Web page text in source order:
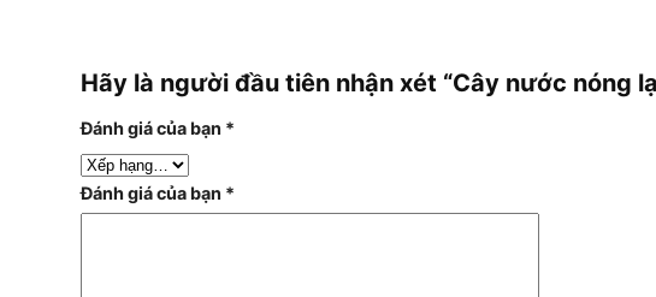
Hãy là người đầu tiên nhận xét “Cây nước nóng
Đánh giá của bạn *
Đánh giá của bạn *